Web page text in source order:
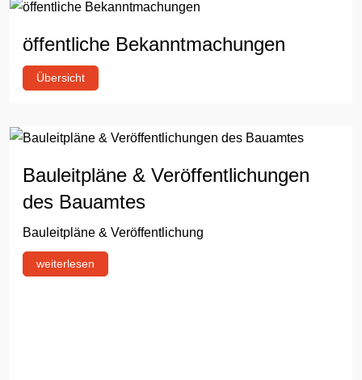
öffentliche Bekanntmachungen
Übersicht
Bauleitpläne & Veröffentlichungen
des Bauamtes
Bauleitpläne & Veröffentlichung
weiterlesen